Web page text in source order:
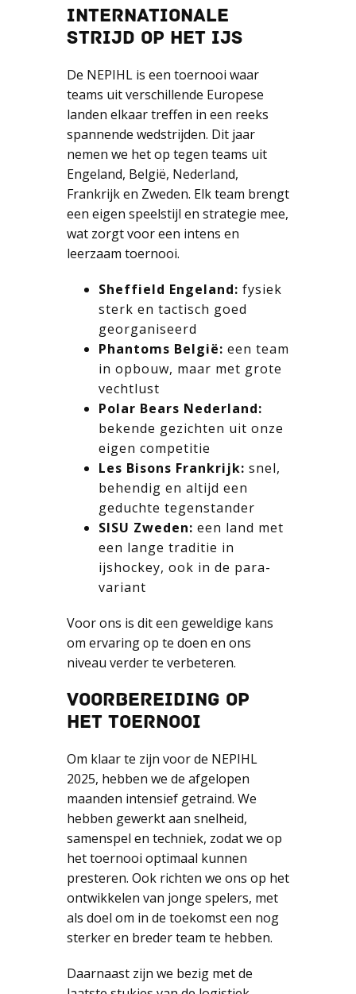
INTERNATIONALE
STRIJD OP HET IJS
De NEPIHL is een toernooi waar
teams uit verschillende Europese
landen elkaar treffen in een reeks
spannende wedstrijden. Dit jaar
nemen we het op tegen teams uit
Engeland, België, Nederland,
Frankrijk en Zweden. Elk team brengt
een eigen speelstijl en strategie mee,
wat zorgt voor een intens en
leerzaam toernooi.
Sheffield Engeland: fysiek
sterk en tactisch goed
georganiseerd
Phantoms België: een team
in opbouw, maar met grote
vechtlust
Polar Bears Nederland:
bekende gezichten uit onze
eigen competitie
Les Bisons Frankrijk: snel,
behendig en altijd een
geduchte tegenstander
SISU Zweden: een land met
een lange traditie in
ijshockey, ook in de para-
variant
Voor ons is dit een geweldige kans
om ervaring op te doen en ons
niveau verder te verbeteren.
VOORBEREIDING OP
HET TOERNOOI
Om klaar te zijn voor de NEPIHL
2025, hebben we de afgelopen
maanden intensief getraind. We
hebben gewerkt aan snelheid,
samenspel en techniek, zodat we op
het toernooi optimaal kunnen
presteren. Ook richten we ons op het
ontwikkelen van jonge spelers, met
als doel om in de toekomst een nog
sterker en breder team te hebben.
Daarnaast zijn we bezig met de